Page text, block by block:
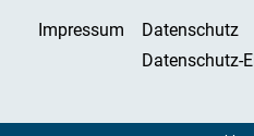
Impressum Datenschutz
Datenschutz-